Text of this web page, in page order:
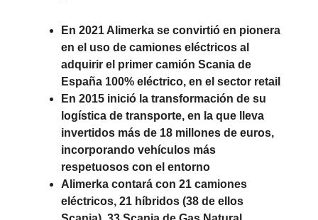
En 2021 Alimerka se convirtió en pionera
en el uso de camiones eléctricos al
adquirir el primer camión Scania de
España 100% eléctrico, en el sector retail
En 2015 inició la transformación de su
logística de transporte, en la que lleva
invertidos más de 18 millones de euros,
incorporando vehículos más
respetuosos con el entorno
Alimerka contará con 21 camiones
eléctricos, 21 híbridos (38 de ellos